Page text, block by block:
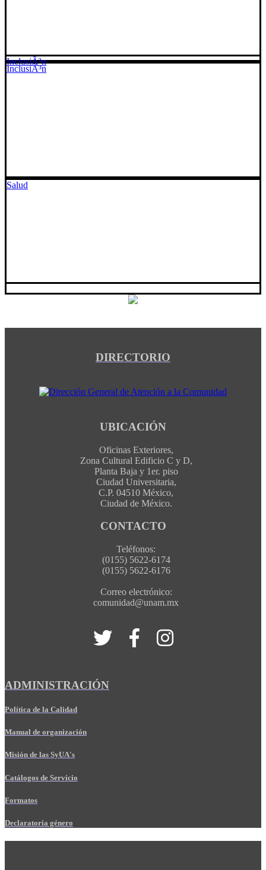
InclusiÃ³n
Salud
InclusiÃ³n
DIRECTORIO
UBICACIÓN
Oficinas Exteriores,
Zona Cultural Edificio C y D,
Planta Baja y 1er. piso
Ciudad Universitaria,
C.P. 04510 México,
Ciudad de México.
CONTACTO
Teléfonos:
(0155) 5622-6174
(0155) 5622-6176
Correo electrónico:
comunidad@unam.mx
ADMINISTRACIÓN
Política de la Calidad
Manual de organización
Misión de las SyUA's
Catálogos de Servicio
Formatos
Declaratoria género